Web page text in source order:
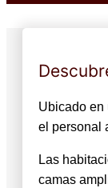
Ubicado en
el personal
Las
camas